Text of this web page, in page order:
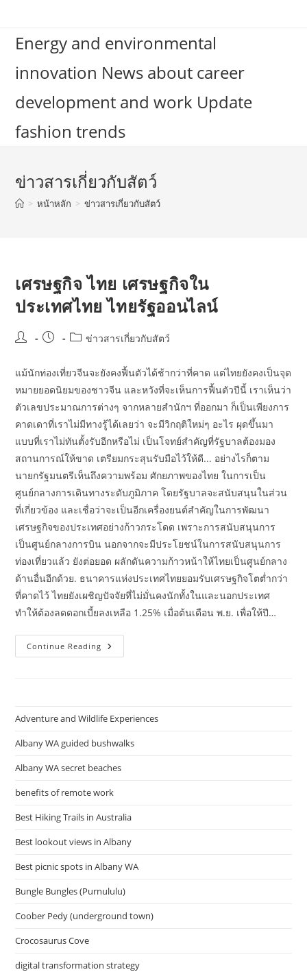
contentEnergy and environmental
innovation News about career
development and work Update
fashion trends
ข่าวสารเกี่ยวกับสัตว์
> หน้าหลัก > ข่าวสารเกี่ยวกับสัตว์
เศรษฐกิจ ไทย เศรษฐกิจใน
ประเทศไทย ไทยรัฐออนไลน์
Post
Post
Postข่าวสารเกี่ยวกับสัตว์
แม้นักท่องเที่ยวจีนจะยังคงฟื้นตัวได้ช้ากว่าที่คาด แต่ไทยยังคงเป็นจุด
หมายยอดนิยมของชาวจีน และหวังที่จะเห็นการฟื้นตัวปีนี้ เราเห็นว่า
ตัวเลขประมาณการต่างๆ จากหลายสำนักฯ ที่ออกมา ก็เป็นเพียงการ
คาดเดาที่เราไม่มีทางรู้ได้เลยว่า จะมีวิกฤติใหม่ๆ อะไร ผุดขึ้นมา
แบบที่เราไม่ทันตั้งรับอีกหรือไม่ เป็นโจทย์สำคัญที่รัฐบาลต้องมอง
สถานการณ์ให้ขาด เตรียมกระสุนรับมือไว้ให้ดี... อย่างไรก็ตาม
นายกรัฐมนตรีเห็นถึงความพร้อม ศักยภาพของไทย ในการเป็น
ศูนย์กลางการเดินทางระดับภูมิภาค โดยรัฐบาลจะสนับสนุนในส่วน
ที่เกี่ยวข้อง และเชื่อว่าจะเป็นอีกเครื่องยนต์สำคัญในการพัฒนา
เศรษฐกิจของประเทศอย่างก้าวกระโดด เพราะการสนับสนุนการ
เป็นศูนย์กลางการบิน นอกจากจะมีประโยชน์ในการสนับสนุนการ
ท่องเที่ยวแล้ว ยังต่อยอด ผลักดันความก้าวหน้าให้ไทยเป็นศูนย์กลาง
ด้านอื่นอีกด้วย. ธนาคารแห่งประเทศไทยยอมรับเศรษฐกิจโตต่ำกว่า
ที่คาดไว้ ไทยยังเผชิญปัจจัยที่ไม่มั่นคงนักทั้งในและนอกประเทศ
ทำให้ต้องลดดอกเบี้ยลงเหลือ 1.25% เมื่อต้นเดือน พ.ย. เพื่อให้ปี…
Continue Reading เศรษฐกิจ
ไทย
Adventure and Wildlife Experiences
Albany WA guided bushwalks
Albany WA secret beaches
benefits of remote work
Best Hiking Trails in Australia
Best lookout views in Albany
Best picnic spots in Albany WA
Bungle Bungles (Purnululu)
Coober Pedy (underground town)
Crocosaurus Cove
digital transformation strategy